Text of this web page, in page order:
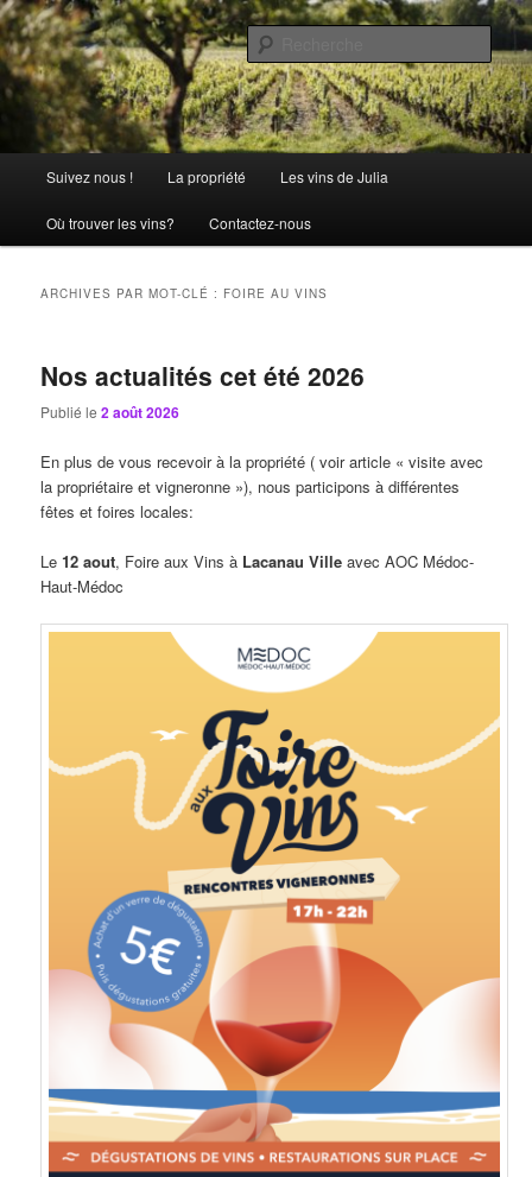
Aller
au
contenu
principal
Aller
au
contenu
secondaireChâteau Julia
La passion comme tradition
principal
Suivez nous ! La propriété Les vins de Julia
Où trouver les vins? Contactez-nous
ARCHIVES PAR MOT-CLÉ : FOIRE AU VINS
Nos actualités cet été 2026
Publié le2 août 2026
En plus de vous recevoir à la propriété ( voir article « visite avec
la propriétaire et vigneronne »), nous participons à différentes
fêtes et foires locales:
Le12 aout, Foire aux Vins à Lacanau Ville avec AOC Médoc-
Haut-Médoc